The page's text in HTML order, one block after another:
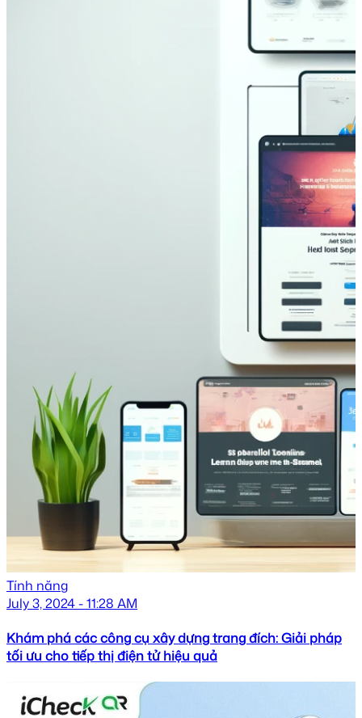
Tính năng
July 3, 2024 - 11:28 AM
Khám phá các công cụ xây dựng trang đích: Giải pháp
tối ưu cho tiếp thị điện tử hiệu quả